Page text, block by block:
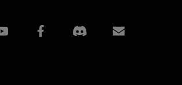
Facebook